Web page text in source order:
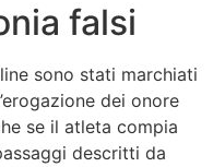
falsi
sono stati marchiati
dei onore
se il atleta compia
descritti da